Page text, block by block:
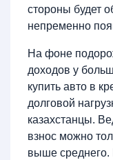
стороны будет
непременно
На фоне
доходов у
купить авто в
долговой
казахстанцы.
взнос можно
выше среднего.